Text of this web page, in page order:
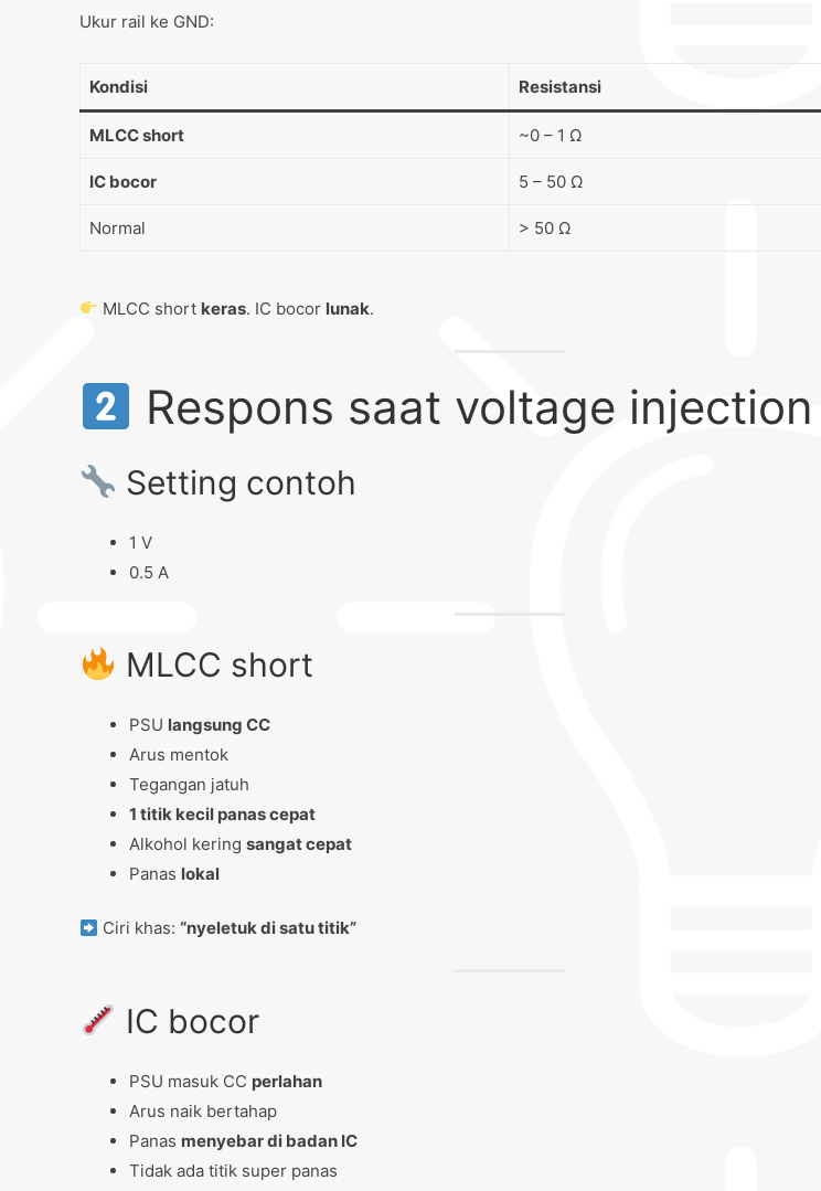
Ukur rail ke GND:
Kondisi Resistansi
MLCC short ~0 – 1 Ω
IC bocor 5 – 50 Ω
Normal > 50 Ω
MLCC short keras. IC bocor lunak.
Respons saat voltage injection
Setting contoh
1 V
0.5 A
MLCC short
PSU langsung CC
Arus mentok
Tegangan jatuh
1 titik kecil panas cepat
Alkohol kering sangat cepat
Panas lokal
Ciri khas:“nyeletuk di satu titik”
IC bocor
PSU masuk CC perlahan
Arus naik bertahap
Panas menyebar di badan IC
Tidak ada titik super panas